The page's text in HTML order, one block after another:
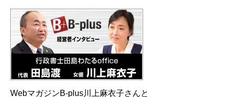
WebマガジンB-plus川上麻衣子さんと